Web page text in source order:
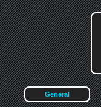
General